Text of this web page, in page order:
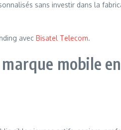
sans investir dans la
avec Bisatel Telecom.
mobile